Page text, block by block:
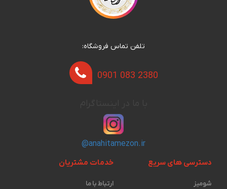
تلفن تماس فروشگاه:
0901 083 2380
@anahitamezon.ir
دسترسی های سریع
شومیز
خدمات مشتریان
ارتباط با ما